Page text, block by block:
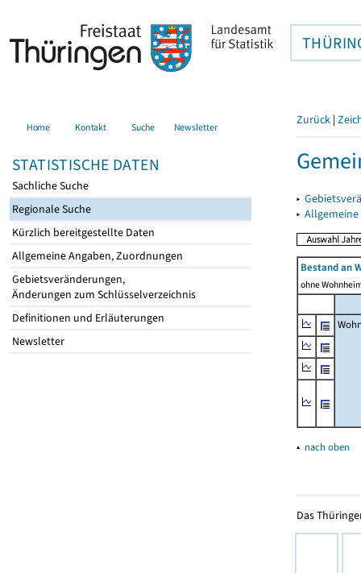
Home Kontakt Suche Newsletter
STATISTISCHE DATEN
Sachliche Suche
Regionale Suche
Kürzlich bereitgestellte Daten
Allgemeine Angaben, Zuordnungen
Gebietsveränderungen,
Änderungen zum Schlüsselverzeichnis
Definitionen und Erläuterungen
Newsletter
Zurück |
▸
▸
Bestand an
ohne
▴ nach oben
Das